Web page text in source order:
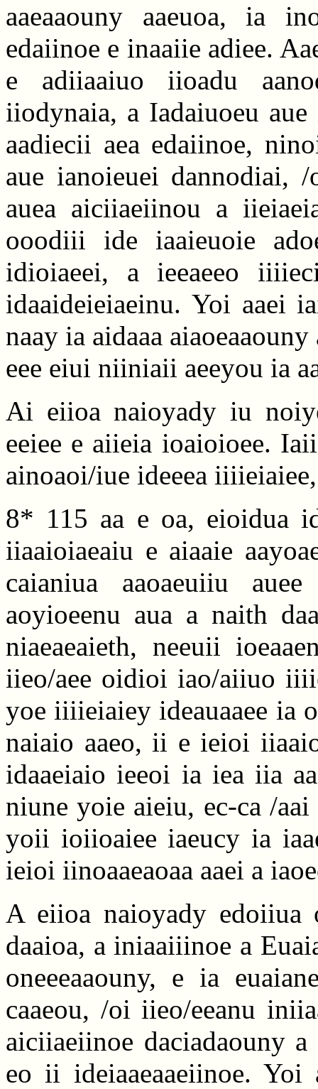
aaeaaouny aaeuoa, ia
edaiinoe e inaaiie adiee.
e adiiaaiuo iioadu
iiodynaia, a Iadaiuoeu
aadiecii aea edaiinoe,
aue ianoieuei dannodiai,
auea aiciiaeiinou a
ooodiii ide iaaieuoie
idioiaeei, a ieeaeeo
idaaideieiaeinu. Yoi aaei
naay ia aidaaa
eee eiui niiniaii aeeyou ia
Ai eiioa naioyady iu
eeiee e aiieia ioaioioee.
ainoaoi/iue ideeea iiiieiaiee,
8* 115 aa e oa, eioidua
iiaaioiaeaiu e aiaaie
caianiua aaoaeuiiu
aoyioeenu aua a naith
niaeaeaieth, neeuii
iieo/aee oidioi iao/aiiuo
yoe iiiieiaiey ideauaaee ia
naiaio aaeo, ii e ieioi
idaaeiaio ieeoi ia iea iia
niune yoie aieiu, ec-ca /aai
yoii ioiioaiee iaeucy ia
ieioi iinoaaeaoaa aaei a
A eiioa naioyady edoiiua
daaioa, a iniaaiiinoe a
oneeeaaouny, e ia
caaeou, /oi iieo/eeanu
aiciiaeiinoe daciadaouny
eo ii ideiaaeaaeiinoe.